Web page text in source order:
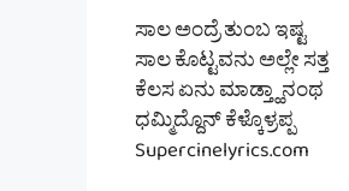
ಸಾಲ ಅಂದ್ರೆ ತುಂಬ ಇಷ್ಟ
ಸಾಲ ಕೊಟ್ಟವನು ಅಲ್ಲೇ ಸತ್ತ
ಕೆಲಸ ಏನು ಮಾಡ್ತ್ಹಾನಂಥ
ಧಮ್ಮಿದ್ದೊನ್ ಕೆಳ್ಕೊಳ್ರಪ್ಪ
Supercinelyrics.com